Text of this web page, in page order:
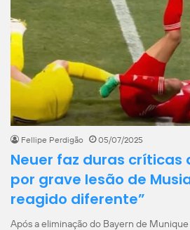
Fellipe Perdigão 05/07/2025
Neuer faz duras críticas
por grave lesão de
reagido diferente”
Após a eliminação do Bayern de